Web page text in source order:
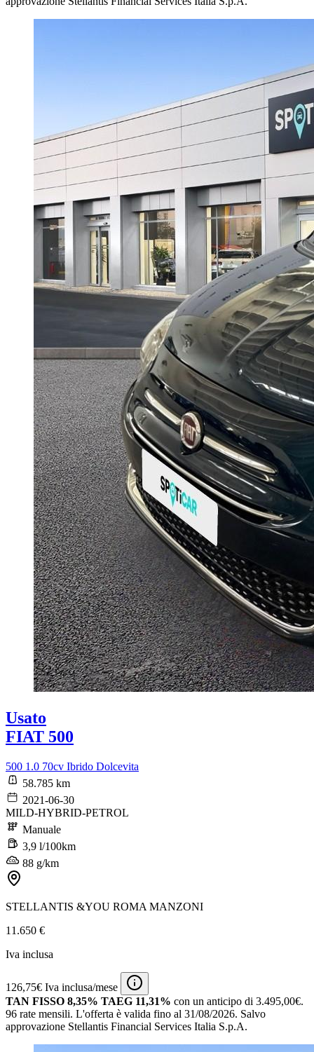
Usato
FIAT 500
500 1.0 70cv Ibrido Dolcevita
58.785 km
2021-06-30
MILD-HYBRID-PETROL
Manuale
3,9 l/100km
88 g/km
STELLANTIS &YOU ROMA MANZONI
11.650 €
Iva inclusa
126,75€ Iva inclusa/mese
TAN FISSO 8,35% TAEG 11,31% con un anticipo di 3.495,00€.
96 rate mensili. L'offerta è valida fino al 31/08/2026. Salvo
approvazione Stellantis Financial Services Italia S.p.A.